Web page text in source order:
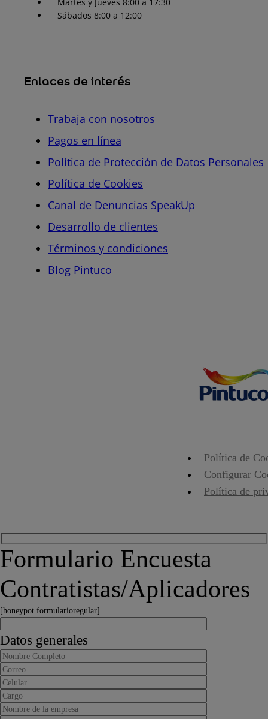
Sábados 8:00 a 12:00
Enlaces de interés
Trabaja con nosotros
Pagos en línea
Política de Protección de Datos Personales
Política de Cookies
Canal de Denuncias SpeakUp
Desarrollo de clientes
Términos y condiciones
Blog Pintuco
Política de
Configurar
Política de
Formulario Encuesta
Contratistas/Aplicadores
[honeypot formularioregular]
Datos generales